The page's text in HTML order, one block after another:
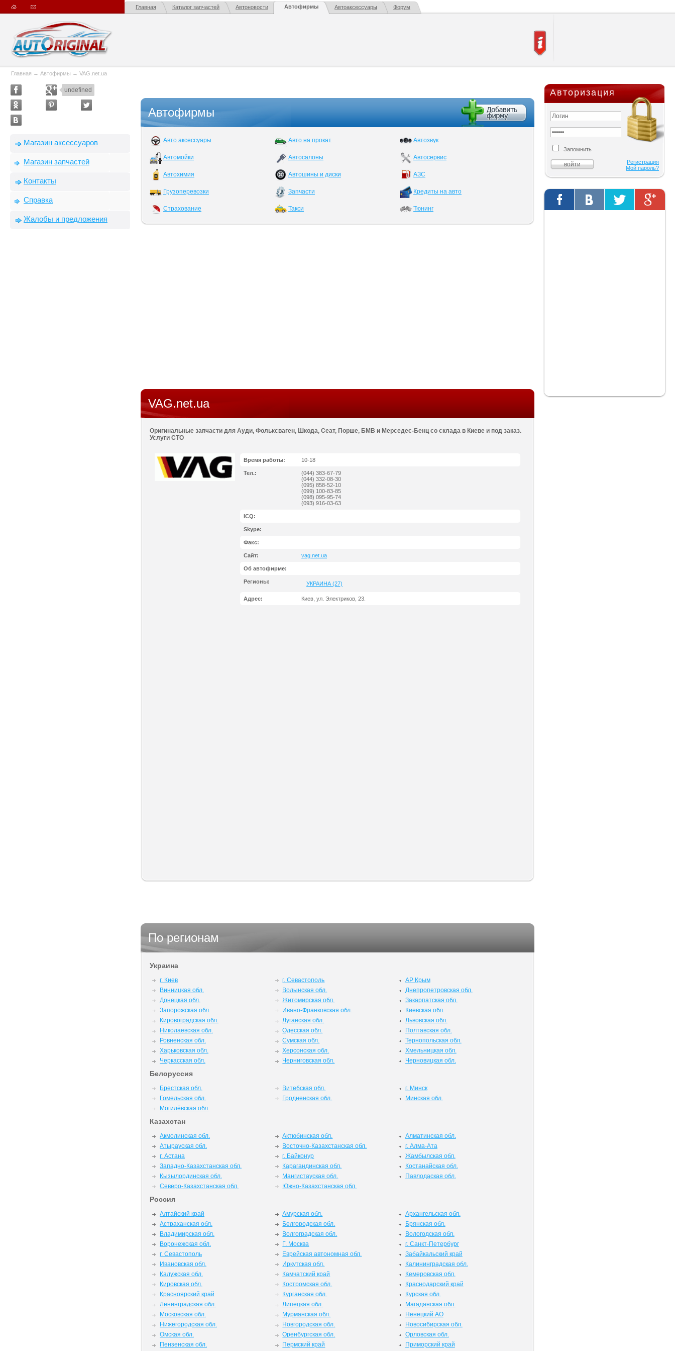
Главная Каталог запчастей Автоновости Автофирмы Автоаксессуары Форум
Главная → Автофирмы → VAG.net.ua
undefined
Магазин аксессуаров
Магазин запчастей
Контакты
Справка
Жалобы и предложения
Автофирмы
Авто аксессуары Авто на прокат Автозвук
Автомойки Автосалоны Автосервис
Автохимия Автошины и диски АЗС
Грузоперевозки Запчасти Кредиты на авто
Страхование Такси Тюнинг
VAG.net.ua
Оригинальные запчасти для Ауди, Фольксваген, Шкода, Сеат, Порше, БМВ и Мерседес-Бенц со склада в Киеве и под заказ.
Услуги СТО
Время работы: 10-18
Тел.:
(044) 383-67-79
(044) 332-08-30
(095) 858-52-10
(099) 100-83-85
(098) 095-95-74
(093) 916-03-63
ICQ:
Skype:
Факс:
Сайт: vag.net.ua
Об автофирме:
Регионы: УКРАИНА (27)
Адрес: Киев, ул. Электриков, 23.
По регионам
Украина
г. Киев г. Севастополь
АР Крым
Винницкая обл.
Волынская обл.
Днепропетровская обл.
Донецкая обл.
Житомирская обл.
Закарпатская обл.
Запорожская обл.
Ивано-Франковская обл.
Киевская обл.
Кировоградская обл.
Луганская обл.
Львовская обл.
Николаевская обл.
Одесская обл.
Полтавская обл.
Ровненская обл.
Сумская обл.
Тернопольская обл.
Харьковская обл.
Херсонская обл.
Хмельницкая обл.
Черкасская обл.
Черниговская обл. Черновицкая обл.
Белоруссия
Брестская обл. Витебская обл.
г. Минск
Гомельская обл.
Гродненская обл.
Минская обл.
Могилёвская обл.
Казахстан
Акмолинская обл. Актюбинская обл.
Алматинская обл.
Атырауская обл.
Восточно-Казахстанская обл.
г. Алма-Ата
г. Астана
г. Байконур
Жамбылская обл.
Западно-Казахстанская обл.
Карагандинская обл.
Костанайская обл.
Кызылординская обл.
Мангистауская обл.
Павлодаская обл.
Северо-Казахстанская обл.
Южно-Казахстанская обл.
Россия
Алтайский край Амурская обл.
Архангельская обл.
Астраханская обл.
Белгородская обл.
Брянская обл.
Владимирская обл.
Волгоградская обл.
Вологодская обл.
Воронежская обл.
Г. Москва
г. Санкт-Петербург
г. Севастополь
Еврейская автономная обл.
Забайкальский край
Ивановская обл.
Иркутская обл.
Калининградская обл.
Калужская обл.
Камчатский край
Кемеровская обл.
Кировская обл.
Костромская обл.
Краснодарский край
Красноярский край
Курганская обл.
Курская обл.
Ленинградская обл.
Липецкая обл.
Магаданская обл.
Московская обл.
Мурманская обл.
Ненецкий АО
Нижегородская обл.
Новгородская обл.
Новосибирская обл.
Омская обл.
Оренбургская обл.
Орловская обл.
Пензенская обл.
Пермский край Приморский край
Авторизация
Запомнить
Регистрация
Мой пароль?